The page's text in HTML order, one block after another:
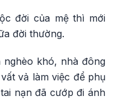
đời của mệ thì mới
đời thường.
nghèo khó, nhà đông
vả làm việc để phụ
nạn đã cướp đi ánh